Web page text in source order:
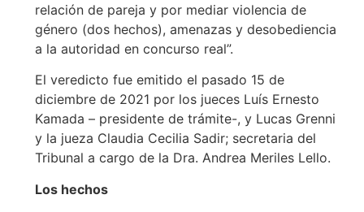
relación de pareja y por mediar violencia de
género (dos hechos), amenazas y desobediencia
a la autoridad en concurso real”.
El veredicto fue emitido el pasado 15 de
diciembre de 2021 por los jueces Luís Ernesto
Kamada – presidente de trámite-, y Lucas Grenni
y la jueza Claudia Cecilia Sadir; secretaria del
Tribunal a cargo de la Dra. Andrea Meriles Lello.
Los hechos